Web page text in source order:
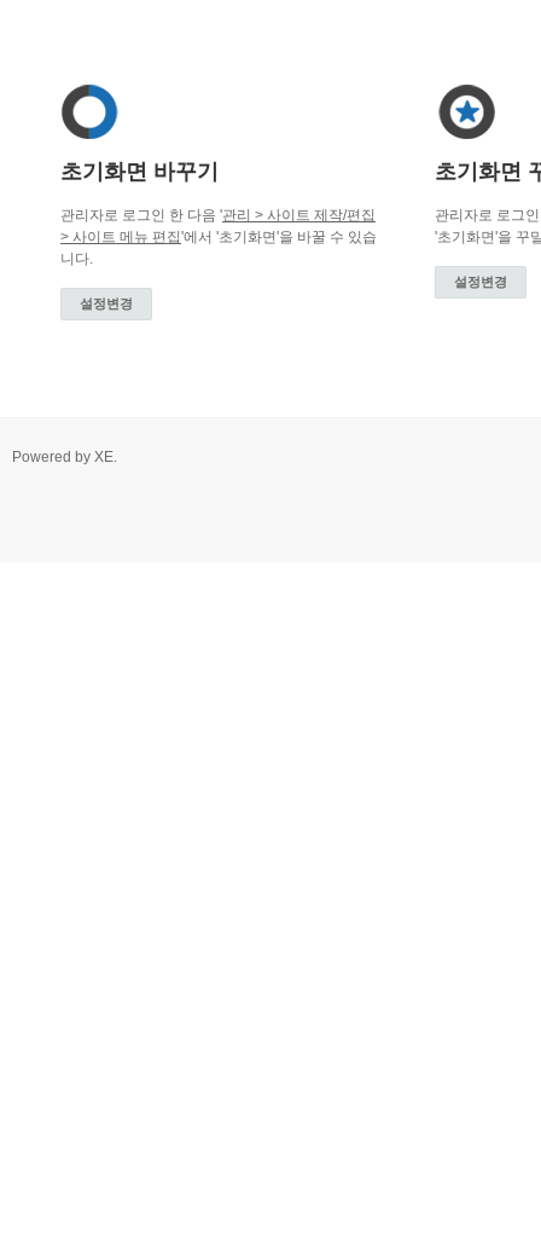
초기화면 바꾸기
관리자로 로그인 한 다음 '관리 > 사이트 제작/편집
> 사이트 메뉴 편집'에서 '초기화면'을 바꿀 수 있습
니다.
설정변경
초기화면
관리자로 로그
'초기화면'을 꾸
설정변경
Powered by XE.